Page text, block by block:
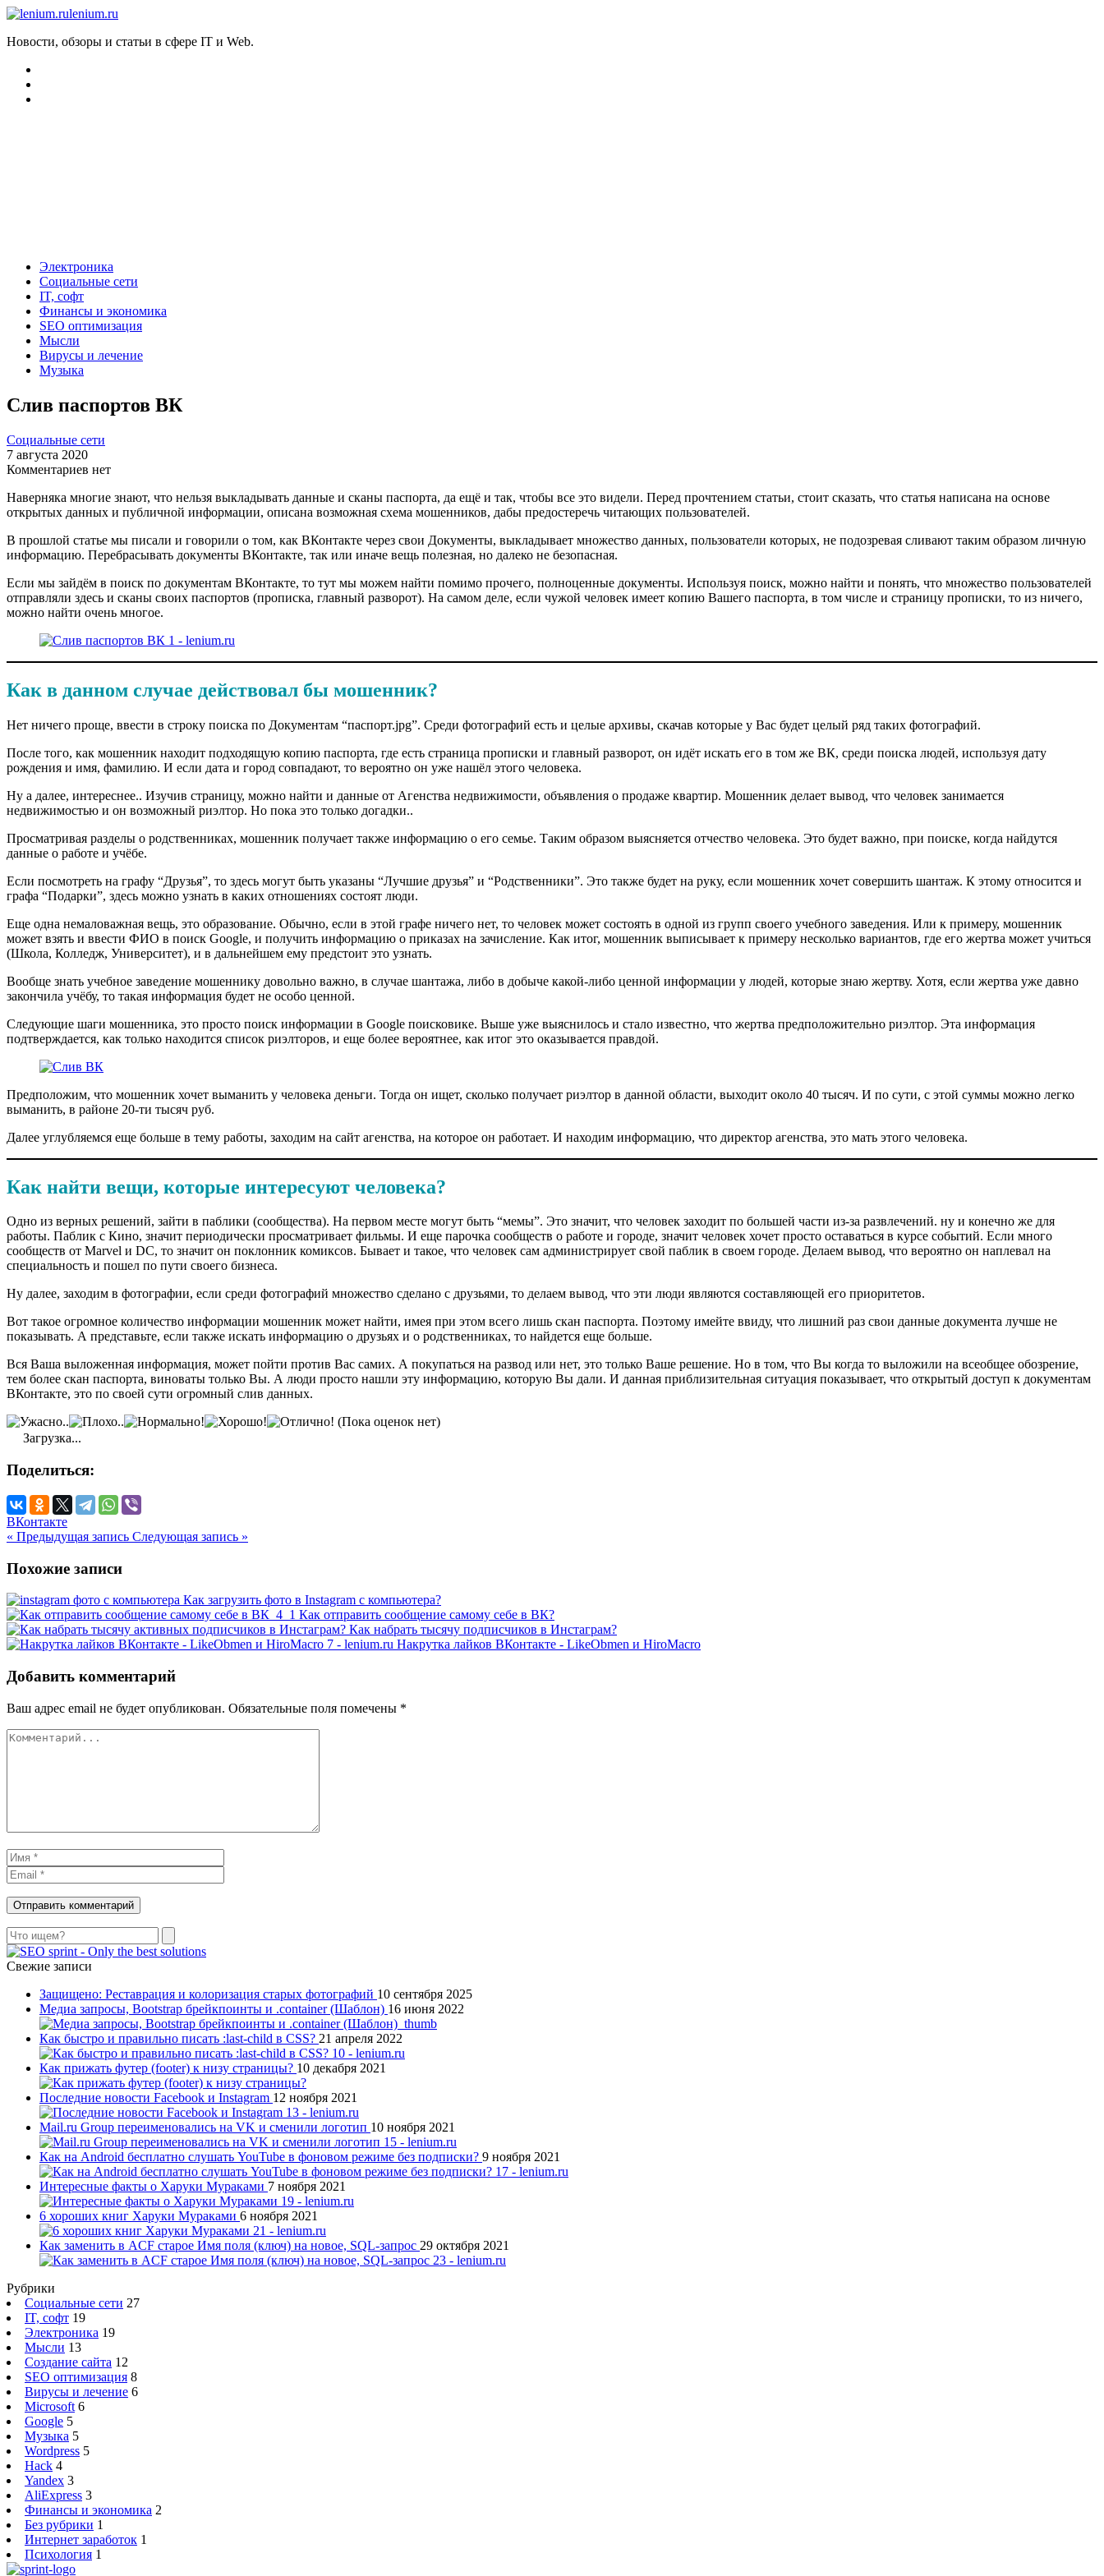
lenium.ru
Новости, обзоры и статьи в сфере IT и Web.
Электроника
Социальные сети
IT, софт
Финансы и экономика
SEO оптимизация
Мысли
Вирусы и лечение
Музыка
Слив паспортов ВК
Социальные сети
7 августа 2020
Комментариев нет
Наверняка многие знают, что нельзя выкладывать данные и сканы паспорта, да ещё и так, чтобы все это видели. Перед прочтением статьи, стоит сказать, что статья написана на основе
открытых данных и публичной информации, описана возможная схема мошенников, дабы предостеречь читающих пользователей.
В прошлой статье мы писали и говорили о том, как ВКонтакте через свои Документы, выкладывает множество данных, пользователи которых, не подозревая сливают таким образом личную
информацию. Перебрасывать документы ВКонтакте, так или иначе вещь полезная, но далеко не безопасная.
Если мы зайдём в поиск по документам ВКонтакте, то тут мы можем найти помимо прочего, полноценные документы. Используя поиск, можно найти и понять, что множество пользователей
отправляли здесь и сканы своих паспортов (прописка, главный разворот). На самом деле, если чужой человек имеет копию Вашего паспорта, в том числе и страницу прописки, то из ничего,
можно найти очень многое.
Как в данном случае действовал бы мошенник?
Нет ничего проще, ввести в строку поиска по Документам “паспорт.jpg”. Среди фотографий есть и целые архивы, скачав которые у Вас будет целый ряд таких фотографий.
После того, как мошенник находит подходящую копию паспорта, где есть страница прописки и главный разворот, он идёт искать его в том же ВК, среди поиска людей, используя дату
рождения и имя, фамилию. И если дата и город совпадают, то вероятно он уже нашёл этого человека.
Ну а далее, интереснее.. Изучив страницу, можно найти и данные от Агенства недвижимости, объявления о продаже квартир. Мошенник делает вывод, что человек занимается
недвижимостью и он возможный риэлтор. Но пока это только догадки..
Просматривая разделы о родственниках, мошенник получает также информацию о его семье. Таким образом выясняется отчество человека. Это будет важно, при поиске, когда найдутся
данные о работе и учёбе.
Если посмотреть на графу “Друзья”, то здесь могут быть указаны “Лучшие друзья” и “Родственники”. Это также будет на руку, если мошенник хочет совершить шантаж. К этому относится и
графа “Подарки”, здесь можно узнать в каких отношениях состоят люди.
Еще одна немаловажная вещь, это образование. Обычно, если в этой графе ничего нет, то человек может состоять в одной из групп своего учебного заведения. Или к примеру, мошенник
может взять и ввести ФИО в поиск Google, и получить информацию о приказах на зачисление. Как итог, мошенник выписывает к примеру несколько вариантов, где его жертва может учиться
(Школа, Колледж, Университет), и в дальнейшем ему предстоит это узнать.
Вообще знать учебное заведение мошеннику довольно важно, в случае шантажа, либо в добыче какой-либо ценной информации у людей, которые знаю жертву. Хотя, если жертва уже давно
закончила учёбу, то такая информация будет не особо ценной.
Следующие шаги мошенника, это просто поиск информации в Google поисковике. Выше уже выяснилось и стало известно, что жертва предположительно риэлтор. Эта информация
подтверждается, как только находится список риэлторов, и еще более вероятнее, как итог это оказывается правдой.
Предположим, что мошенник хочет выманить у человека деньги. Тогда он ищет, сколько получает риэлтор в данной области, выходит около 40 тысяч. И по сути, с этой суммы можно легко
выманить, в районе 20-ти тысяч руб.
Далее углубляемся еще больше в тему работы, заходим на сайт агенства, на которое он работает. И находим информацию, что директор агенства, это мать этого человека.
Как найти вещи, которые интересуют человека?
Одно из верных решений, зайти в паблики (сообщества). На первом месте могут быть “мемы”. Это значит, что человек заходит по большей части из-за развлечений. ну и конечно же для
работы. Паблик с Кино, значит периодически просматривает фильмы. И еще парочка сообществ о работе и городе, значит человек хочет просто оставаться в курсе событий. Если много
сообществ от Marvel и DC, то значит он поклонник комиксов. Бывает и такое, что человек сам администрирует свой паблик в своем городе. Делаем вывод, что вероятно он наплевал на
специальность и пошел по пути своего бизнеса.
Ну далее, заходим в фотографии, если среди фотографий множество сделано с друзьями, то делаем вывод, что эти люди являются составляющей его приоритетов.
Вот такое огромное количество информации мошенник может найти, имея при этом всего лишь скан паспорта. Поэтому имейте ввиду, что лишний раз свои данные документа лучше не
показывать. А представьте, если также искать информацию о друзьях и о родственниках, то найдется еще больше.
Вся Ваша выложенная информация, может пойти против Вас самих. А покупаться на развод или нет, это только Ваше решение. Но в том, что Вы когда то выложили на всеобщее обозрение,
тем более скан паспорта, виноваты только Вы. А люди просто нашли эту информацию, которую Вы дали. И данная приблизительная ситуация показывает, что открытый доступ к документам
ВКонтакте, это по своей сути огромный слив данных.
(Пока оценок нет)
Загрузка...
Поделиться:
ВКонтакте
« Предыдущая запись Следующая запись »
Похожие записи
Как загрузить фото в Instagram с компьютера?
Как отправить сообщение самому себе в ВК?
Как набрать тысячу подписчиков в Инстаграм?
Накрутка лайков ВКонтакте - LikeObmen и HiroMacro
Добавить комментарий
Ваш адрес email не будет опубликован. Обязательные поля помечены *
Поиск
Свежие записи
Защищено: Реставрация и колоризация старых фотографий 10 сентября 2025
Медиа запросы, Bootstrap брейкпоинты и .container (Шаблон) 16 июня 2022
Как быстро и правильно писать :last-child в CSS? 21 апреля 2022
Как прижать футер (footer) к низу страницы? 10 декабря 2021
Последние новости Facebook и Instagram 12 ноября 2021
Mail.ru Group переименовались на VK и сменили логотип 10 ноября 2021
Как на Android бесплатно слушать YouTube в фоновом режиме без подписки? 9 ноября 2021
Интересные факты о Харуки Мураками 7 ноября 2021
6 хороших книг Харуки Мураками 6 ноября 2021
Как заменить в ACF старое Имя поля (ключ) на новое, SQL-запрос 29 октября 2021
Рубрики
Социальные сети 27
IT, софт 19
Электроника 19
Мысли 13
Создание сайта 12
SEO оптимизация 8
Вирусы и лечение 6
Microsoft 6
Google 5
Музыка 5
Wordpress 5
Hack 4
Yandex 3
AliExpress 3
Финансы и экономика 2
Без рубрики 1
Интернет заработок 1
Психология 1